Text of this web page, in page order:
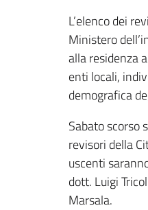
L’elenco dei
Ministero
alla residenza
enti locali,
demografica
Sabato scorso
revisori della
uscenti
dott. Luigi
Marsala.